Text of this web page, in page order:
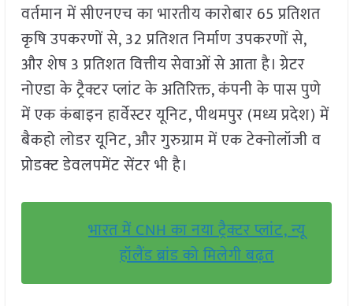
वर्तमान में सीएनएच का भारतीय कारोबार 65 प्रतिशत
कृषि उपकरणों से, 32 प्रतिशत निर्माण उपकरणों से,
और शेष 3 प्रतिशत वित्तीय सेवाओं से आता है। ग्रेटर
नोएडा के ट्रैक्टर प्लांट के अतिरिक्त, कंपनी के पास पुणे
में एक कंबाइन हार्वेस्टर यूनिट, पीथमपुर (मध्य प्रदेश) में
बैकहो लोडर यूनिट, और गुरुग्राम में एक टेक्नोलॉजी व
प्रोडक्ट डेवलपमेंट सेंटर भी है।
भारत में CNH का नया ट्रैक्टर प्लांट, न्यू
हॉलैंड ब्रांड को मिलेगी बढ़त